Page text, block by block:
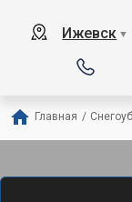
Ижевск ▼
Главная /